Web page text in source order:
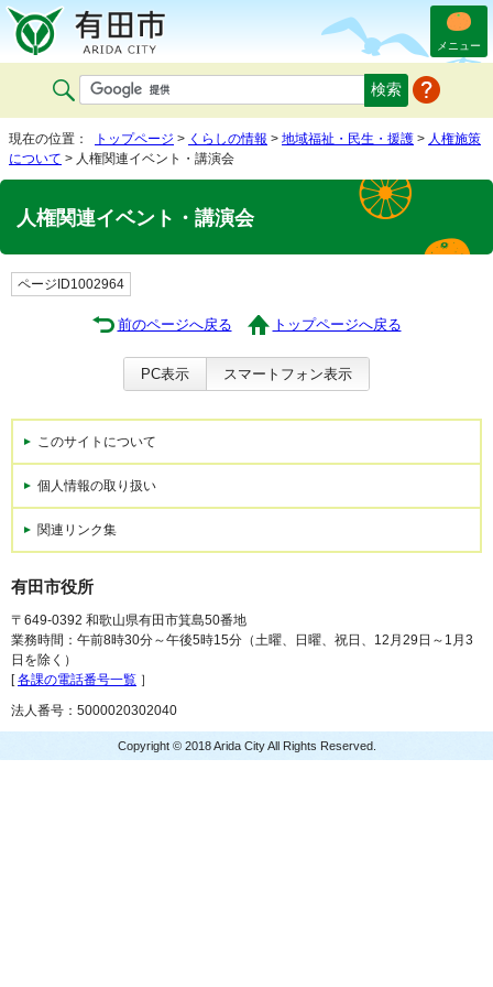
メニュー
現在の位置： トップページ > くらしの情報 > 地域福祉・民生・援護 > 人権施策
について > 人権関連イベント・講演会
人権関連イベント・講演会
ページID1002964
前のページへ戻る トップページへ戻る
PC表示 スマートフォン表示
このサイトについて
個人情報の取り扱い
関連リンク集
有田市役所
〒649-0392 和歌山県有田市箕島50番地
業務時間：午前8時30分～午後5時15分（土曜、日曜、祝日、12月29日～1月3
日を除く）
[各課の電話番号一覧 ］
法人番号：5000020302040
Copyright © 2018 Arida City All Rights Reserved.